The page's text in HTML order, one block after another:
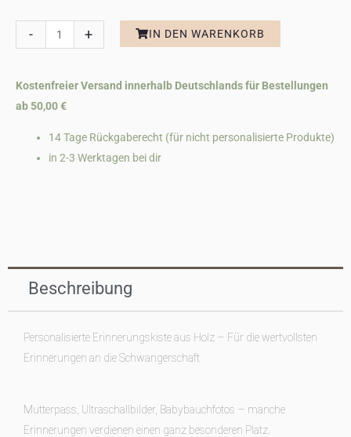
-
Menge
+ IN DEN WARENKORB
Kostenfreier Versand innerhalb Deutschlands für Bestellungen
ab 50,00 €
14 Tage Rückgaberecht (für nicht personalisierte Produkte)
in 2-3 Werktagen bei dir
Beschreibung
Personalisierte Erinnerungskiste aus Holz – Für die wertvollsten
Erinnerungen an die Schwangerschaft
Mutterpass, Ultraschallbilder, Babybauchfotos – manche
Erinnerungen verdienen einen ganz besonderen Platz.